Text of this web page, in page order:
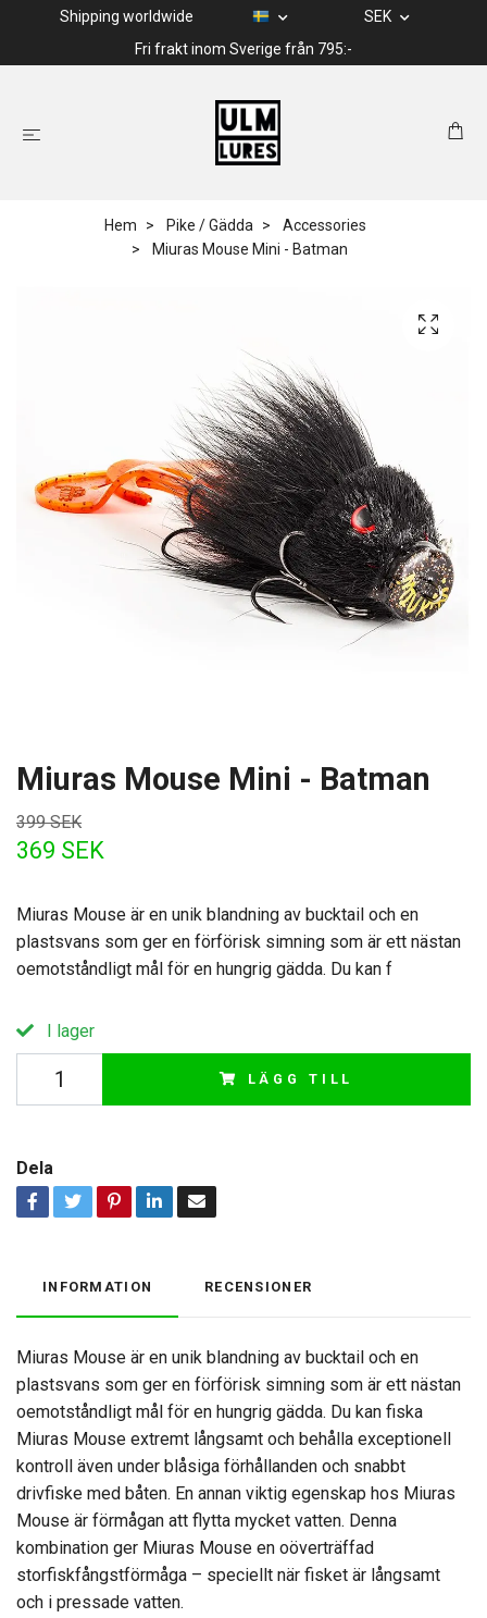
Shipping worldwide
SEK
Fri frakt inom Sverige från 795:-
Hem Pike / Gädda
Accessories
Miuras Mouse Mini - Batman
Miuras Mouse Mini - Batman
399 SEK
369 SEK
Miuras Mouse är en unik blandning av bucktail och en
plastsvans som ger en förförisk simning som är ett nästan
oemotståndligt mål för en hungrig gädda. Du kan f
I lager
LÄGG TILL
Dela
INFORMATION RECENSIONER
Miuras Mouse är en unik blandning av bucktail och en
plastsvans som ger en förförisk simning som är ett nästan
oemotståndligt mål för en hungrig gädda. Du kan fiska
Miuras Mouse extremt långsamt och behålla exceptionell
kontroll även under blåsiga förhållanden och snabbt
drivfiske med båten. En annan viktig egenskap hos Miuras
Mouse är förmågan att flytta mycket vatten. Denna
kombination ger Miuras Mouse en oöverträffad
storfiskfångstförmåga – speciellt när fisket är långsamt
och i pressade vatten.